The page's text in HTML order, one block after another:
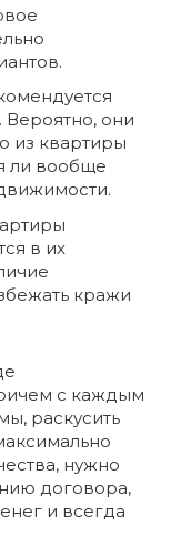
Вероятно, они
из квартиры
ли вообще
в их
кражи
с каждым
раскусить
нужно
договора,
и всегда